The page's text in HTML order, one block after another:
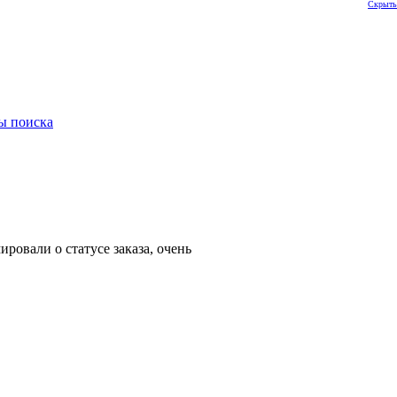
поиска
Скрыть
о статусе заказа, очень